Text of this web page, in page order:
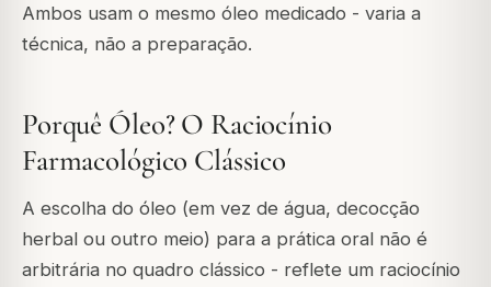
Ambos usam o mesmo óleo medicado - varia a
técnica, não a preparação.
Porquê Óleo? O Raciocínio
Farmacológico Clássico
A escolha do óleo (em vez de água, decocção
herbal ou outro meio) para a prática oral não é
arbitrária no quadro clássico - reflete um raciocínio